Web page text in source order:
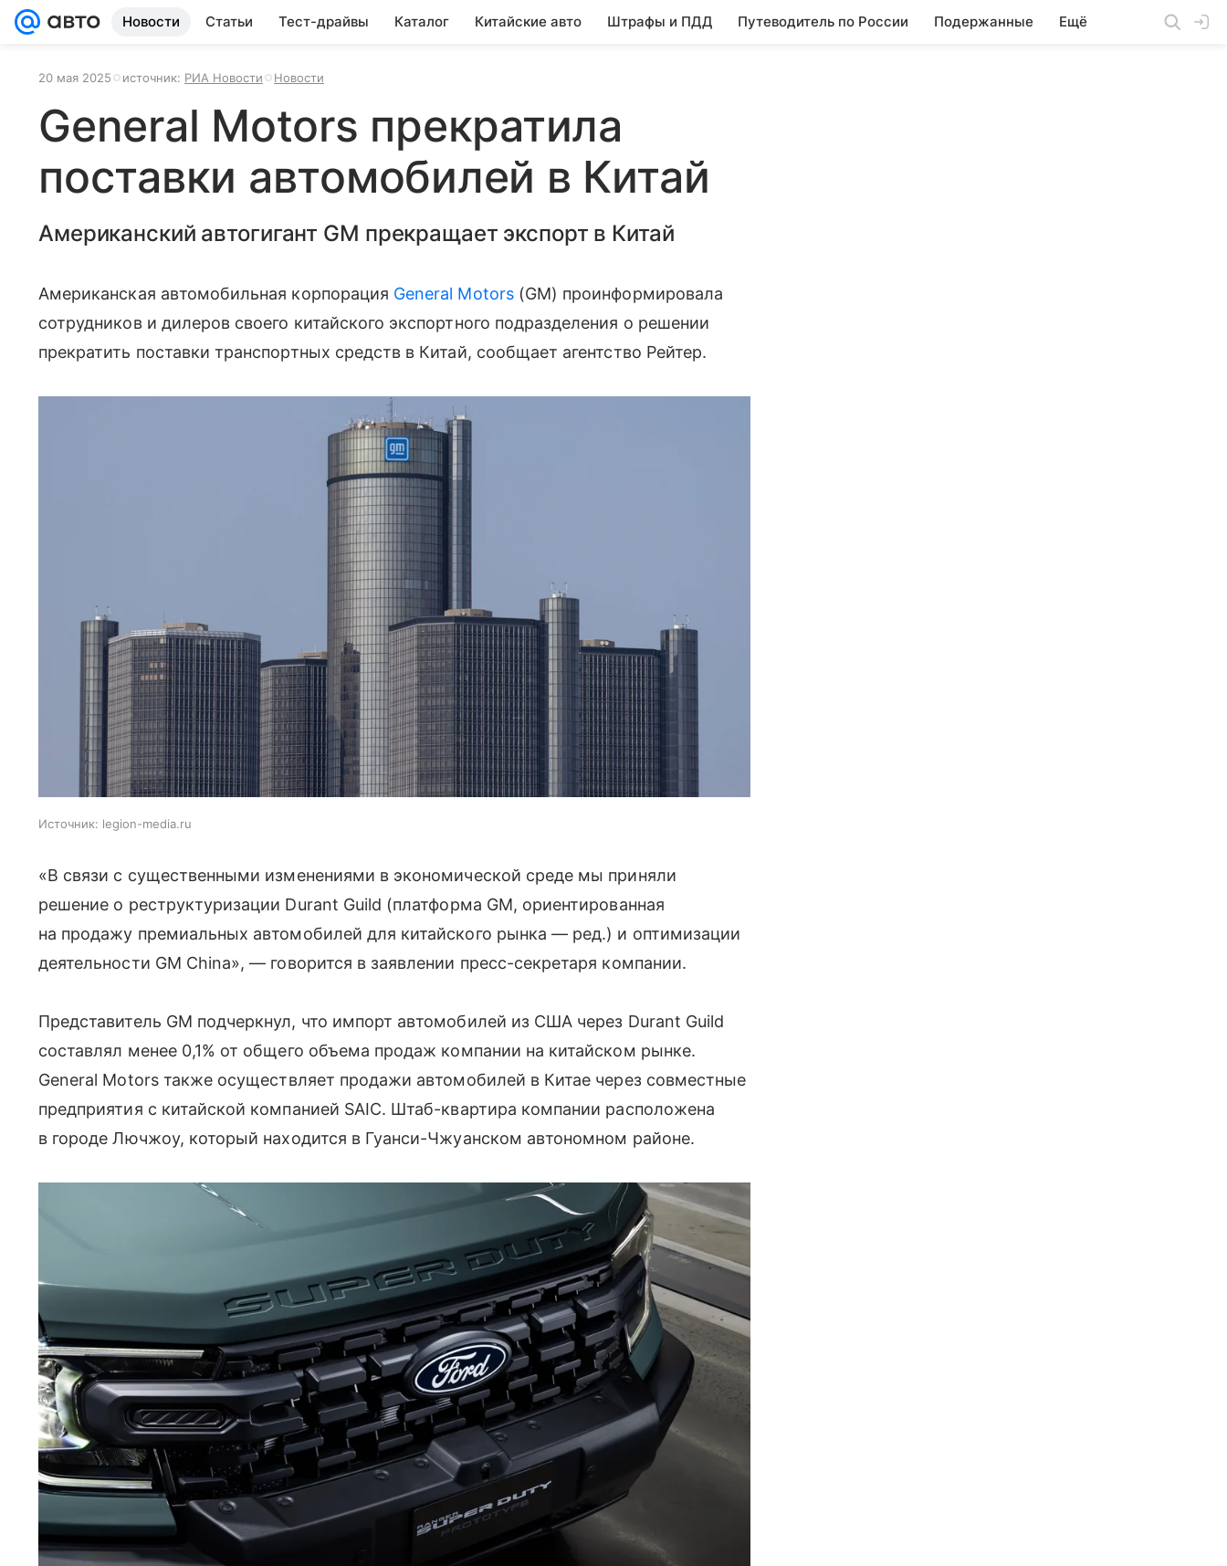
Новости Статьи Тест-драйвы Каталог Китайские авто Штрафы и ПДД Путеводитель по России Подержанные Ещё
20 мая 2025 источник: РИА Новости Новости
General Motors прекратила
поставки автомобилей в Китай
Американский автогигант GM прекращает экспорт в Китай
Американская автомобильная корпорация General Motors(GM) проинформировала
сотрудников и дилеров своего китайского экспортного подразделения о решении
прекратить поставки транспортных средств в Китай, сообщает агентство Рейтер.
Источник: legion-media.ru
«В связи с существенными изменениями в экономической среде мы приняли
решение о реструктуризации Durant Guild (платформа GM, ориентированная
на продажу премиальных автомобилей для китайского рынка — ред.) и оптимизации
деятельности GM China», — говорится в заявлении пресс-секретаря компании.
Представитель GM подчеркнул, что импорт автомобилей из США через Durant Guild
составлял менее 0,1% от общего объема продаж компании на китайском рынке.
General Motors также осуществляет продажи автомобилей в Китае через совместные
предприятия с китайской компанией SAIC. Штаб-квартира компании расположена
в городе Лючжоу, который находится в Гуанси-Чжуанском автономном районе.